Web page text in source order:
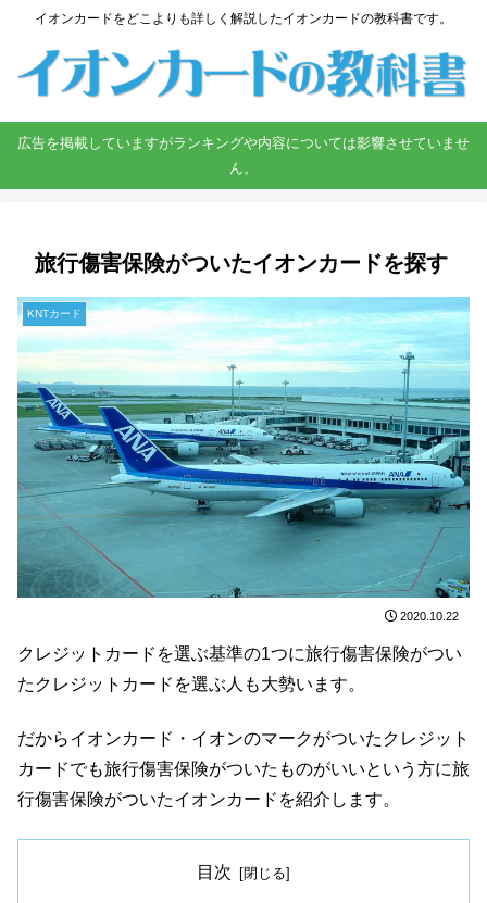
イオンカードをどこよりも詳しく解説したイオンカードの教科書です。
広告を掲載していますがランキングや内容については影響させていませ
ん。
旅行傷害保険がついたイオンカードを探す
KNTカード
2020.10.22
クレジットカードを選ぶ基準の1つに旅行傷害保険がつい
たクレジットカードを選ぶ人も大勢います。
だからイオンカード・イオンのマークがついたクレジット
カードでも旅行傷害保険がついたものがいいという方に旅
行傷害保険がついたイオンカードを紹介します。
目次